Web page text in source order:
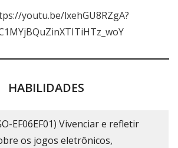
youtu.be/lxehGU8RZgA?
HABILIDADES
EF06EF01) Vivenciar e refletir
os jogos eletrônicos,